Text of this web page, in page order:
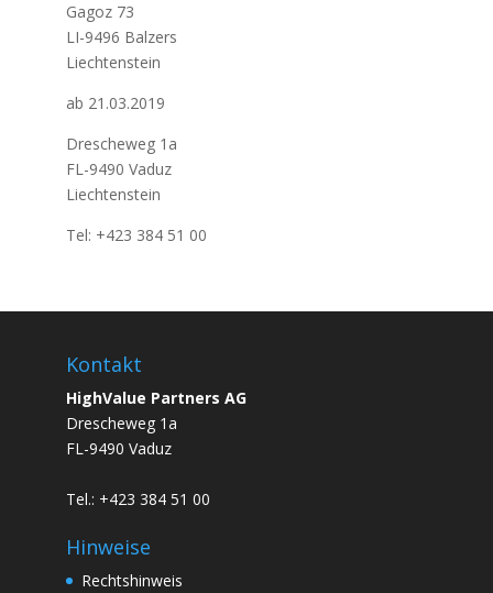
Gagoz 73
LI-9496 Balzers
Liechtenstein
ab 21.03.2019
Drescheweg 1a
FL-9490 Vaduz
Liechtenstein
Tel: +423 384 51 00
Kontakt
HighValue Partners AG
Drescheweg 1a
FL-9490 Vaduz
Tel.: +423 384 51 00
Hinweise
Rechtshinweis